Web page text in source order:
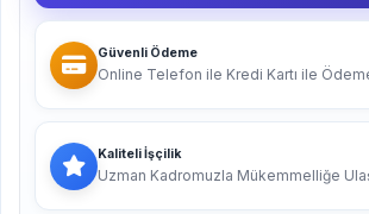
Güvenli Ödeme
Online Telefon ile Kredi Kartı ile
Kaliteli İşçilik
Uzman Kadromuzla Mükemmelliğe